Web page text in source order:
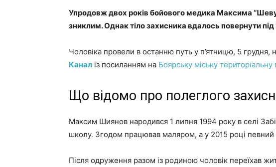
Упродовж двох років бойового медика Максима
зниклим. Однак тіло захисника вдалось повернути під
Чоловіка провели в останню путь у п’ятницю, 5 грудня,
Канал із посиланням на Боярську міську територіальну
Що відомо про полеглого
Максим Шиянов народився 1 липня 1994 року в селі
школу. Згодом працював маляром, а у 2015 році певний
Після одруження разом із родиною чоловік переїхав